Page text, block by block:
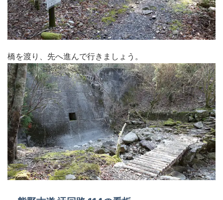
橋を渡り、先へ進んで行きましょう。